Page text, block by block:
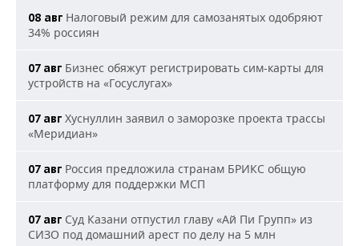
08 авг Налоговый режим для самозанятых одобряют
34% россиян
07 авг Бизнес обяжут регистрировать сим-карты для
устройств на «Госуслугах»
07 авг Хуснуллин заявил о заморозке проекта трассы
«Меридиан»
07 авг Россия предложила странам БРИКС общую
платформу для поддержки МСП
07 авг Суд Казани отпустил главу «Ай Пи Групп» из
СИЗО под домашний арест по делу на 5 млн